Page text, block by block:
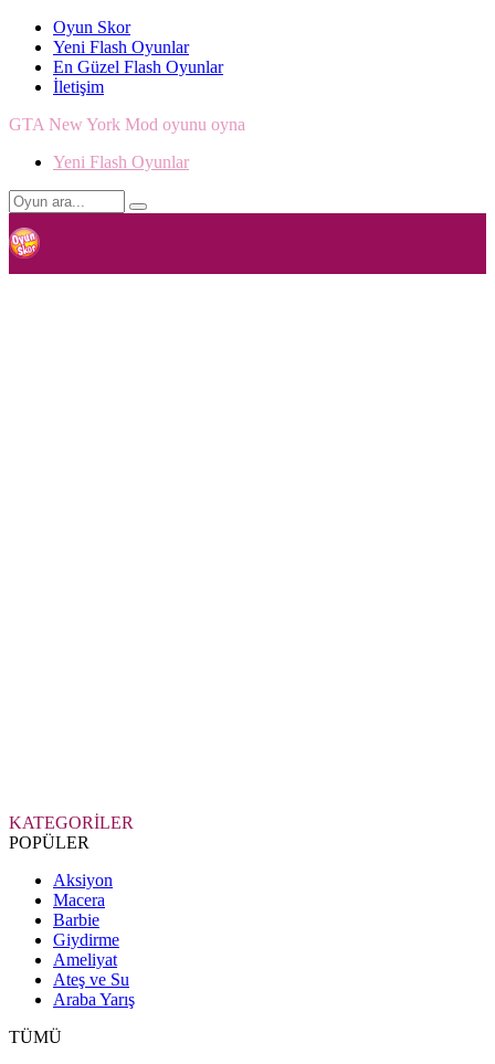
Oyun Skor
Yeni Flash Oyunlar
En Güzel Flash Oyunlar
İletişim
GTA New York Mod oyunu oyna
Yeni Flash Oyunlar
KATEGORİLER
POPÜLER
Aksiyon
Macera
Barbie
Giydirme
Ameliyat
Ateş ve Su
Araba Yarış
TÜMÜ